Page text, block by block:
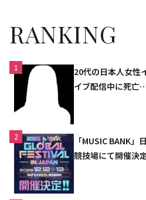
RANKING
1
20代の日本人女性
イブ配信中に死亡
2
「MUSIC BANK
競技場にて開催決